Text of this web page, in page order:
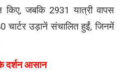
किए, जबकि 2931 यात्री वापस
चार्टर उड़ानें संचालित हुईं, जिनमें
दर्शन आसान